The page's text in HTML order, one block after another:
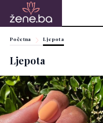
Početna Ljepota
Ljepota